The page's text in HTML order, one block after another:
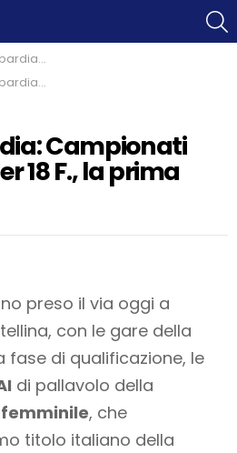
18 F., la prima giornata
18 F., la prima giornata
Campionati
18 F., la prima
preso il via oggi a
con le gare della
fase di qualificazione, le
di pallavolo della
femminile, che
titolo italiano della